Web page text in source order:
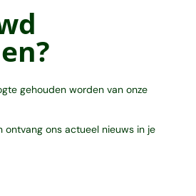
gehouden worden van onze
ontvang ons actueel nieuws in je